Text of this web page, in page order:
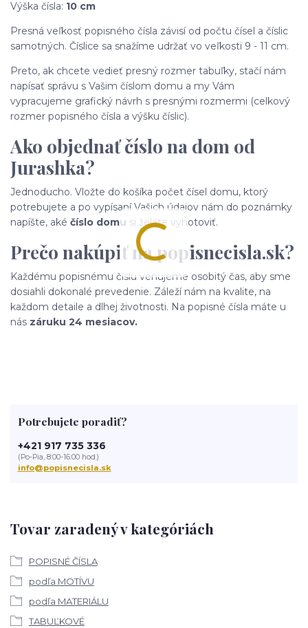
Výška čísla: 10 cm
Presná veľkosť popisného čísla závisí od počtu čísel a číslic
samotných. Číslice sa snažíme udržať vo veľkosti 9 - 11 cm.
Preto, ak chcete vedieť presný rozmer tabuľky, stačí nám
napísať správu s Vašim číslom domu a my Vám
vypracujeme grafický návrh s presnými rozmermi (celkový
rozmer popisného čísla a výšku číslic).
Ako objednať číslo na dom od
Jurashka?
Jednoducho. Vložte do košíka počet čísel domu, ktorý
potrebujete a po vypísaní Vašich údajov nám do poznámky
napíšte, aké číslo domu si želáte vyhotoviť.
Prečo nakúpiť na popisnecisla.sk?
Každému popisnému číslu venujeme osobitý čas, aby sme
dosiahli dokonalé prevedenie. Záleží nám na kvalite, na
každom detaile a dlhej životnosti. Na popisné čísla máte u
nás záruku 24 mesiacov.
Tovar zaradený v kategóriách
POPISNÉ ČÍSLA
podľa MOTÍVU
podľa MATERIÁLU
TABUĽKOVÉ
Potrebujete poradiť?
+421 917 735 336
(Po-Pia, 8:00-16:00 hod.)
info@popisnecisla.sk